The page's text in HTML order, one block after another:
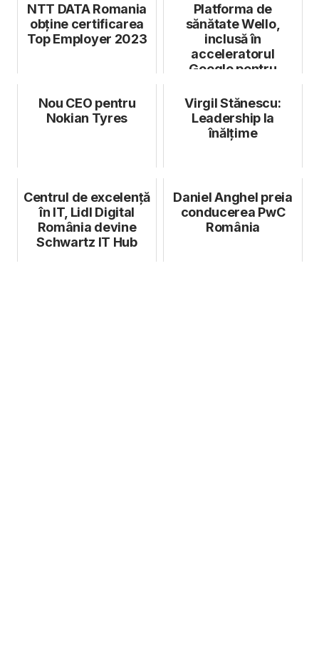
NTT DATA Romania
obține certificarea
Top Employer 2023
Platforma de
sănătate Wello,
inclusă în
acceleratorul
Google pentru
Nou CEO pentru
Nokian Tyres
Virgil Stănescu:
Leadership la
înălțime
Centrul de excelență
în IT, Lidl Digital
România devine
Schwartz IT Hub
Daniel Anghel preia
conducerea PwC
România